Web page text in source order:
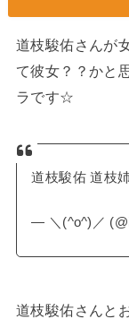
道枝駿佑さんが
て彼女？？かと
ラです☆
道枝駿佑 道枝
— ＼(^o^)／
道枝駿佑さんと